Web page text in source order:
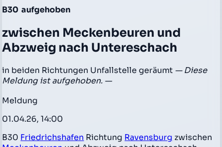
B30 aufgehoben
zwischen Meckenbeuren und
Abzweig nach Untereschach
in beiden Richtungen Unfallstelle geräumt — Diese
Meldung ist aufgehoben. —
Meldung
01.04.26, 14:00
B30 Friedrichshafen Richtung Ravensburg zwischen